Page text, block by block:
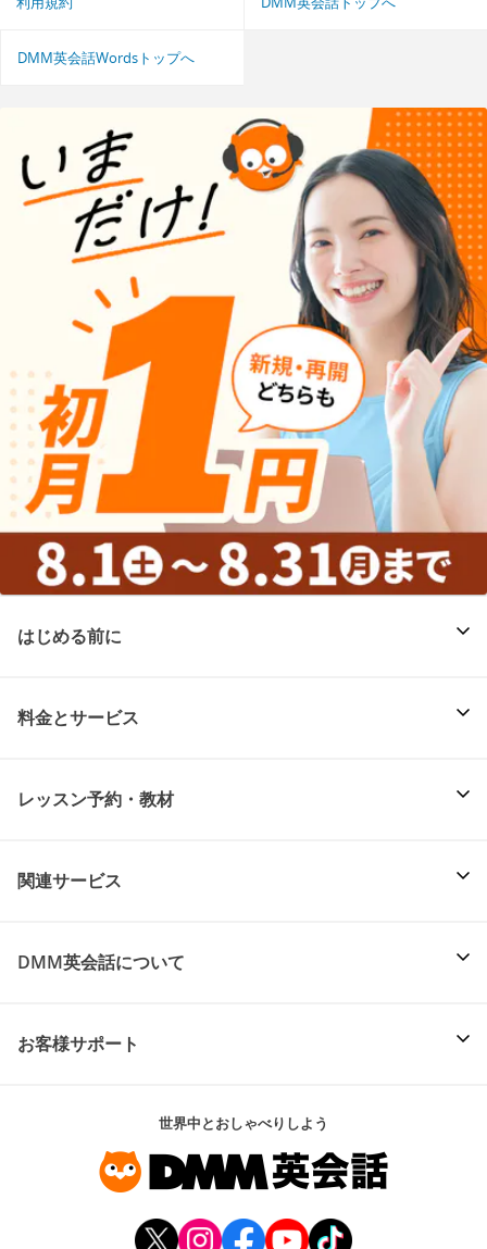
DMM英会話Wordsトップへ
はじめる前に
料金とサービス
レッスン予約・教材
関連サービス
DMM英会話について
お客様サポート
世界中とおしゃべりしよう